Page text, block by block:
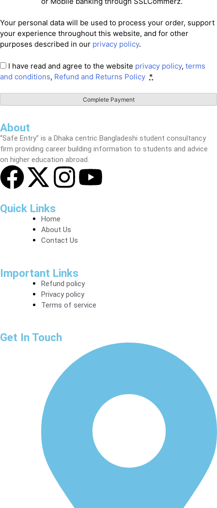
Your personal data will be used to process your order, support
your experience throughout this website, and for other
purposes described in our privacy policy.
I have read and agree to the website privacy policy, terms
and conditions, Refund and Returns Policy *
About
“Safe Entry” is a Dhaka centric Bangladeshi student consultancy
firm providing career building information to students and advice
on higher education abroad.
Quick Links
Home
About Us
Contact Us
Important Links
Refund policy
Privacy policy
Terms of service
Get In Touch